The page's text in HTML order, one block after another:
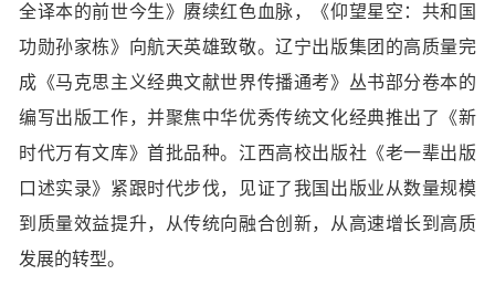
全译本的前世今生》赓续红色血脉，《仰望星空：共和国
功勋孙家栋》向航天英雄致敬。辽宁出版集团的高质量完
成《马克思主义经典文献世界传播通考》丛书部分卷本的
编写出版工作，并聚焦中华优秀传统文化经典推出了《新
时代万有文库》首批品种。江西高校出版社《老一辈出版
口述实录》紧跟时代步伐，见证了我国出版业从数量规模
到质量效益提升，从传统向融合创新，从高速增长到高质
发展的转型。